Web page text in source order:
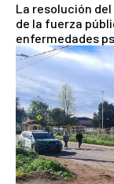
La resolución
de la fuerza
enfermedades